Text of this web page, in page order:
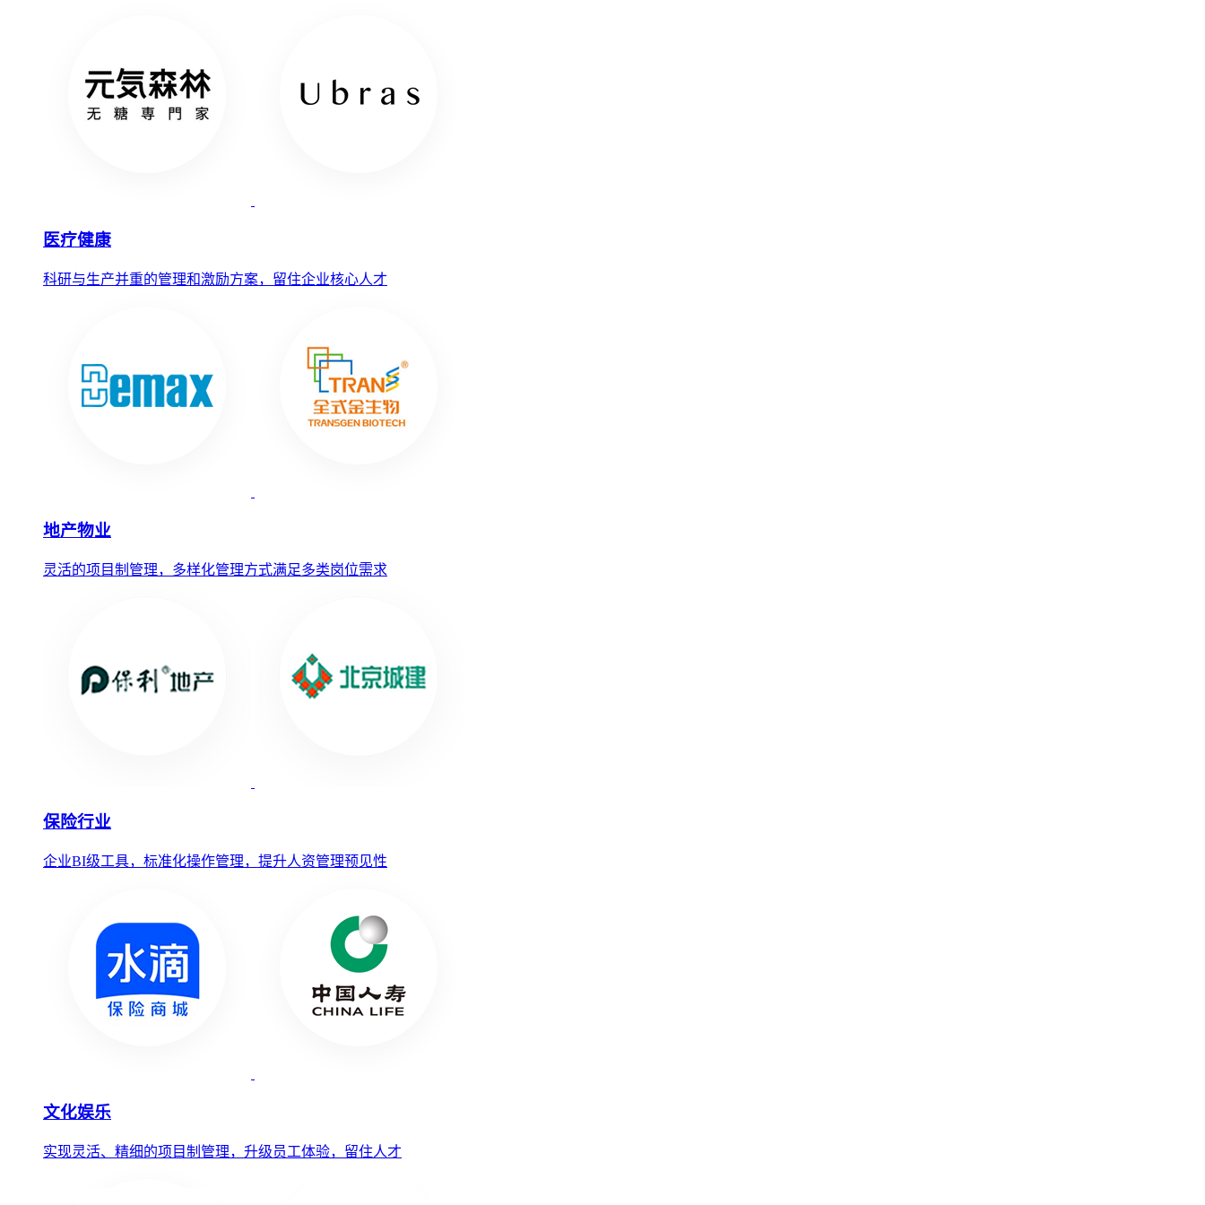
医疗健康
科研与生产并重的管理和激励方案，留住企业核心人才
地产物业
灵活的项目制管理，多样化管理方式满足多类岗位需求
保险行业
企业BI级工具，标准化操作管理，提升人资管理预见性
文化娱乐
实现灵活、精细的项目制管理，升级员工体验，留住人才